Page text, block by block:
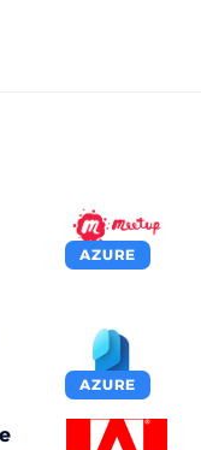
AZURE
AZURE